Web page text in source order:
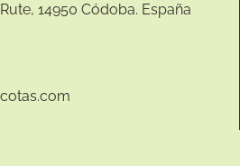
14950 Códoba. España